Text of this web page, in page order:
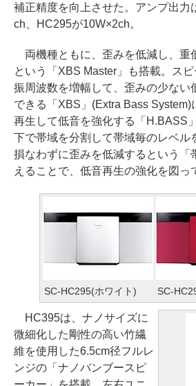
補正精度を向上させた。アンプ出力
ch、HC295が10W×2ch。
両機種ともに、歪みを低減し、重
という「XBS Master」も搭載。ス
振周波数を増幅して、歪みの少ない
できる「XBS」(Extra Bass System)
再生して低音を強化する「H.BASS
下で帯域を分割して帯域毎のレベル
損なわずに歪みを低減するという「
えることで、低音再生の強化を図っ
SC-HC295(ホワイト) SC-
HC395は、ナノサイズに
微細化した剛性の高い竹繊
維を使用した6.5cm径フルレ
ンジの「ナノバンブースピ